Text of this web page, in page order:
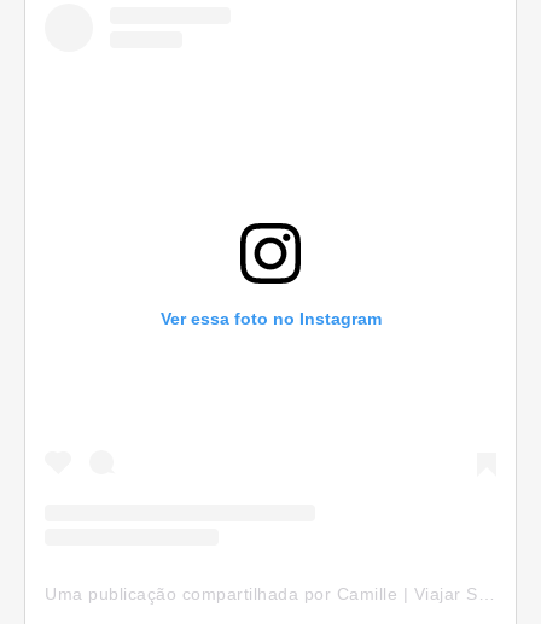
Ver essa foto no Instagram